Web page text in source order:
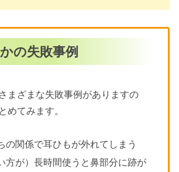
の失敗事例
まざまな失敗事例がありますの
めてみます。
の関係で耳ひもが外れてしまう
方が）長時間使うと鼻部分に跡が